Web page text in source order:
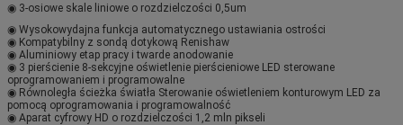
◉ 3-osiowe skale liniowe o rozdzielczości 0,5um
◉ Wysokowydajna funkcja automatycznego ustawiania ostrości
◉ Kompatybilny z sondą dotykową Renishaw
◉ Aluminiowy etap pracy i twarde anodowanie
◉ 3 pierścienie 8-sekcyjne oświetlenie pierścieniowe LED sterowane
oprogramowaniem i programowalne
◉ Równoległa ścieżka światła Sterowanie oświetleniem konturowym LED za
pomocą oprogramowania i programowalność
◉ Aparat cyfrowy HD o rozdzielczości 1,2 mln pikseli